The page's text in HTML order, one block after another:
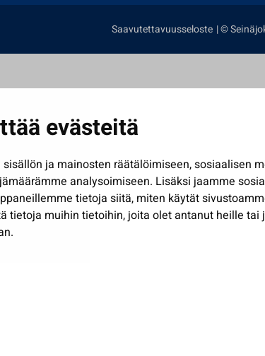
evästeitä
ja mainosten räätälöimiseen, sosiaalisen
analysoimiseen. Lisäksi jaamme
tietoja siitä, miten käytät
tietoja muihin tietoihin, joita olet antanut heille tai
Saavutettavuusseloste | ©